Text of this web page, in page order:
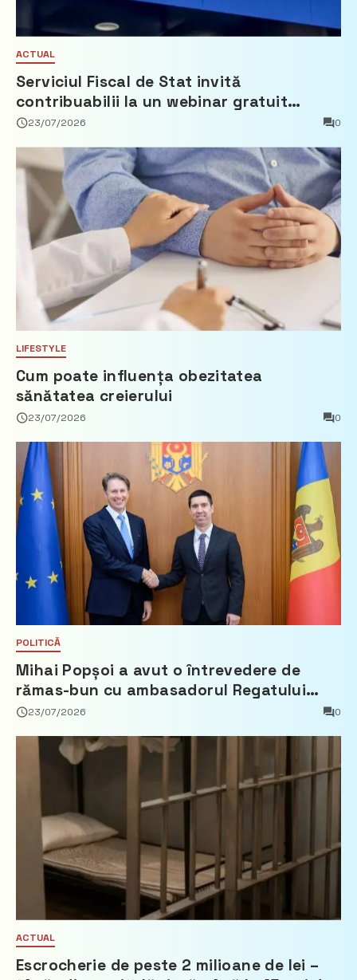
ACTUAL
Serviciul Fiscal de Stat invită
contribuabilii la un webinar gratuit
privind calculul impozitului pe bunurile
23/07/2026 0
LIFESTYLE
Cum poate influența obezitatea
sănătatea creierului
23/07/2026 0
POLITICĂ
Mihai Popșoi a avut o întrevedere de
rămas-bun cu ambasadorul Regatului
Țărilor de Jos, Fred Duijn
23/07/2026 0
ACTUAL
Escrocherie de peste 2 milioane de lei –